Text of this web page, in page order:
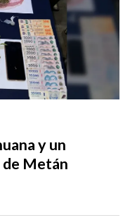
y un
de Metán